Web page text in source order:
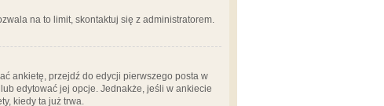
na to limit, skontaktuj się z administratorem.
ankietę, przejdź do edycji pierwszego posta w
edytować jej opcje. Jednakże, jeśli w ankiecie
kiedy ta już trwa.